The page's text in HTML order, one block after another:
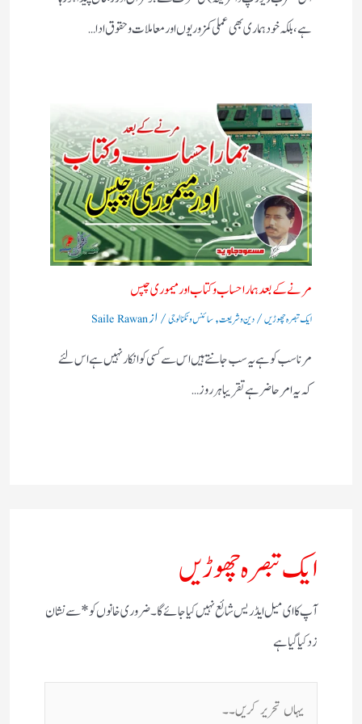
ہے، بلکہ خود ہماری بھی عملی کمزوریوں اور معاملات و حقوق ادا…
مرنے کے بعد ہمارا حساب وکتاب اور میموری چپس
ایک تبصرہ چھوڑیں/دین و شریعت,سائنس و ٹکنالوجی/ ازSaile Rawan
مرنا سب کو ہے یہ سب جانتے ہیں اس سے کسی کو انکار نہیں ہے اس لئے
کہ یہ امر حاضر ہے تقریبا ہر روز…
ایک تبصرہ چھوڑیں
آپ کا ای میل ایڈریس شائع نہیں کیا جائے گا۔ضروری خانوں کو*سے نشان
زد کیا گیا ہے
یہاں